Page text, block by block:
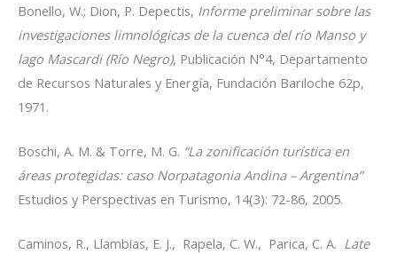
Bonello, W.; Dion, P. Depectis, Informe preliminar sobre las
investigaciones limnológicas de la cuenca del río Manso y
lago Mascardi (Río Negro), Publicación N°4, Departamento
de Recursos Naturales y Energía, Fundación Bariloche 62p,
1971.
Boschi, A. M. & Torre, M. G. “La zonificación turística en
áreas protegidas: caso Norpatagonia Andina – Argentina”
Estudios y Perspectivas en Turismo, 14(3): 72-86, 2005.
Caminos, R., Llambias, E. J., Rapela, C. W., Parica, C. A. Late